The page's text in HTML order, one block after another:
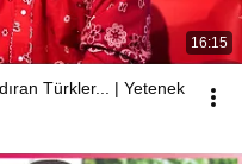
16:15
| Yetenek